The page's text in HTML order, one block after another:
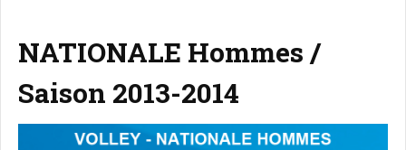
NATIONALE Hommes /
Saison 2013-2014